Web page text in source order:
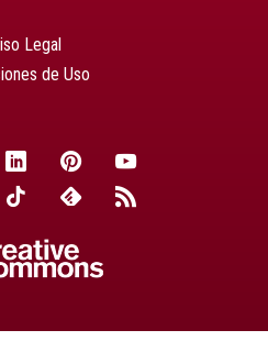
Legal
de Uso